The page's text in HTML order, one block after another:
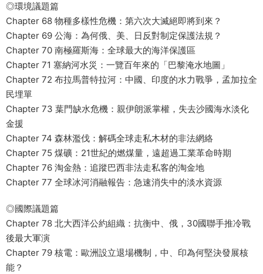
◎環境議題篇
Chapter 68 物種多樣性危機：第六次大滅絕即將到來？
Chapter 69 公海：為何俄、美、日反對制定保護法規？
Chapter 70 南極羅斯海：全球最大的海洋保護區
Chapter 71 塞納河水災：一覽百年來的「巴黎淹水地圖」
Chapter 72 布拉馬普特拉河：中國、印度的水力戰爭，孟加拉全
民埋單
Chapter 73 葉門缺水危機：親伊朗派掌權，失去沙國海水淡化
金援
Chapter 74 森林濫伐：解碼全球走私木材的非法網絡
Chapter 75 煤礦：21世紀的燃煤量，遠超過工業革命時期
Chapter 76 淘金熱：追蹤巴西非法走私客的淘金地
Chapter 77 全球冰河消融報告：急速消失中的淡水資源
◎國際議題篇
Chapter 78 北大西洋公約組織：抗衡中、俄，30國聯手推冷戰
後最大軍演
Chapter 79 核電：歐洲設立退場機制，中、印為何堅決發展核
能？